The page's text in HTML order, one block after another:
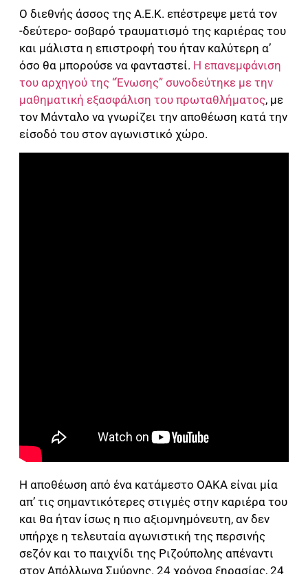
Ο διεθνής άσσος της Α.Ε.Κ. επέστρεψε μετά τον
-δεύτερο- σοβαρό τραυματισμό της καριέρας του
και μάλιστα η επιστροφή του ήταν καλύτερη α’
όσο θα μπορούσε να φανταστεί. Η επανεμφάνιση
του αρχηγού της “Ένωσης” συνοδεύτηκε με την
μαθηματική εξασφάλιση του πρωταθλήματος, με
τον Μάνταλο να γνωρίζει την αποθέωση κατά την
είσοδό του στον αγωνιστικό χώρο.
Η αποθέωση από ένα κατάμεστο ΟΑΚΑ είναι μία
απ’ τις σημαντικότερες στιγμές στην καριέρα του
και θα ήταν ίσως η πιο αξιομνημόνευτη, αν δεν
υπήρχε η τελευταία αγωνιστική της περσινής
σεζόν και το παιχνίδι της Ριζούπολης απέναντι
στον Απόλλωνα Σμύρνης. 24 χρόνοα ξηρασίας, 24